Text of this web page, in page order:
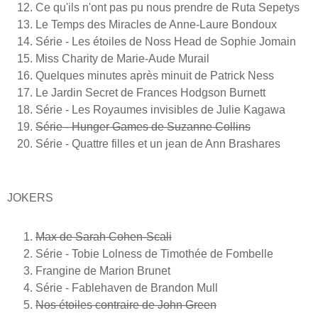
Ce qu'ils n'ont pas pu nous prendre de Ruta Sepetys
Le Temps des Miracles de Anne-Laure Bondoux
Série - Les étoiles de Noss Head de Sophie Jomain
Miss Charity de Marie-Aude Murail
Quelques minutes après minuit de Patrick Ness
Le Jardin Secret de Frances Hodgson Burnett
Série - Les Royaumes invisibles de Julie Kagawa
Série - Hunger Games de Suzanne Collins
Série - Quattre filles et un jean de Ann Brashares
JOKERS
Max de Sarah Cohen-Scali
Série - Tobie Lolness de Timothée de Fombelle
Frangine de Marion Brunet
Série - Fablehaven de Brandon Mull
Nos étoiles contraire de John Green